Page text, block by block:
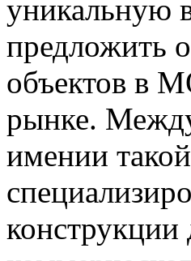
уникальную
предложить
объектов в
рынке.
имении